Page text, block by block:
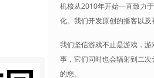
机核从2010年开始一直致力
化。我们开发原创的播客以及
我们坚信游戏不止是游戏，
事，它们同时也会辐射到二
的您。